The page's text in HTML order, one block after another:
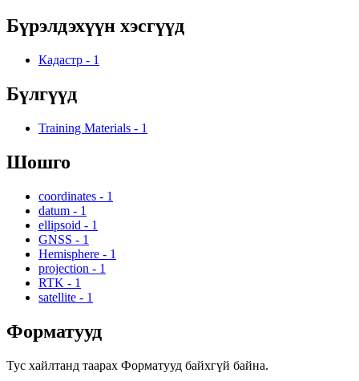
Бүрэлдэхүүн хэсгүүд
Кадастр - 1
Бүлгүүд
Training Materials - 1
Шошго
coordinates - 1
datum - 1
ellipsoid - 1
GNSS - 1
Hemisphere - 1
projection - 1
RTK - 1
satellite - 1
Форматууд
Тус хайлтанд таарах Форматууд байхгүй байна.